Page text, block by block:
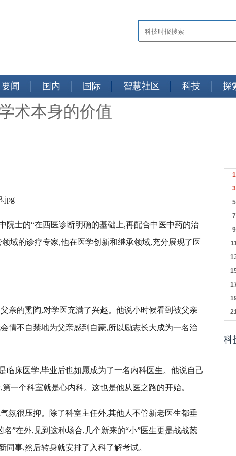
要闻 国内 国际 智慧社区 科技 探
术本身的价值
院士的“在西医诊断明确的基础上,再配合中医中药的治
域的诊疗专家,他在医学创新和继承领域,充分展现了医
亲的熏陶,对学医充满了兴趣。他说小时候看到被父亲
情不自禁地为父亲感到自豪,所以励志长大成为一名治
临床医学,毕业后也如愿成为了一名内科医生。他说自己
一个科室就是心内科。这也是他从医之路的开始。
氛很压抑。除了科室主任外,其他人不管新老医生都垂
”在外,见到这种场合,几个新来的“小”医生更是战战兢
事,然后转身就安排了入科了解考试。
科